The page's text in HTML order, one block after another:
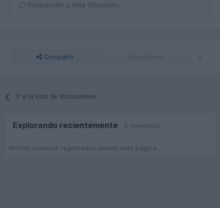
Responder a esta discusión...
Compartir Seguidores 0
Ir a la lista de discusiones
Explorando recientemente 0 miembros
No hay usuarios registrados viendo esta página.